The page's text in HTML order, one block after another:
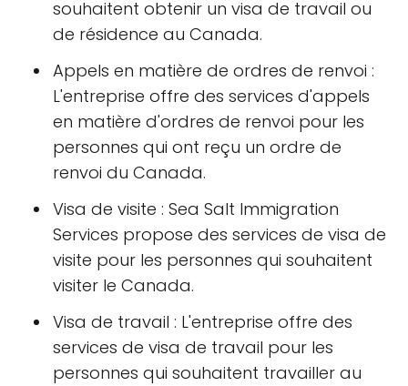
souhaitent obtenir un visa de travail ou
de résidence au Canada.
Appels en matière de ordres de renvoi :
L'entreprise offre des services d'appels
en matière d'ordres de renvoi pour les
personnes qui ont reçu un ordre de
renvoi du Canada.
Visa de visite : Sea Salt Immigration
Services propose des services de visa de
visite pour les personnes qui souhaitent
visiter le Canada.
Visa de travail : L'entreprise offre des
services de visa de travail pour les
personnes qui souhaitent travailler au